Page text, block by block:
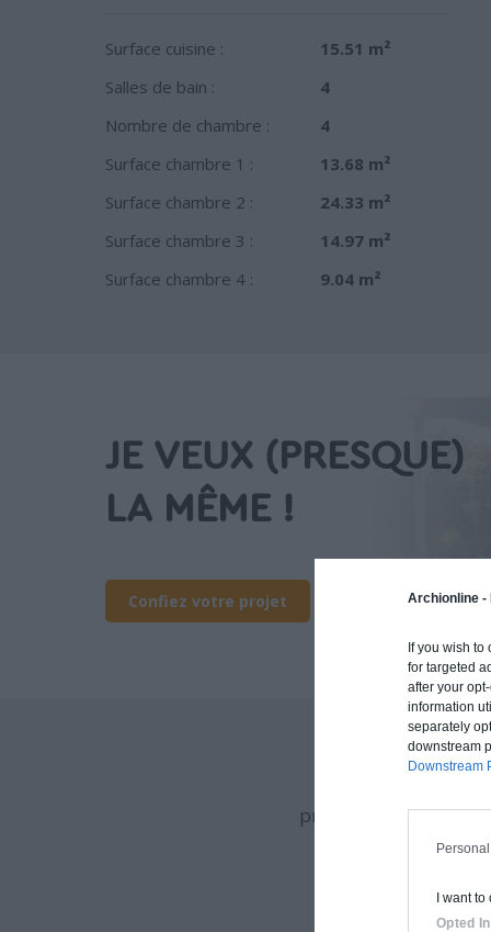
Archionline -
If you wish to
for targeted
after your
information
separately
downstream
Downstream
I want to
Opted In
Surface cuisine :
15.51 m²
Salles de bain :
4
Nombre de chambre :
4
Surface chambre 1 :
13.68 m²
Surface chambre 2 :
24.33 m²
Surface chambre 3 :
14.97 m²
Surface chambre 4 :
9.04 m²
JE VEUX (PRESQUE)
LA MÊME !
Confiez votre projet
procédé constructif